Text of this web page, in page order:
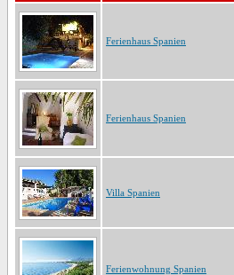
Ferienhaus Spanien
Ferienhaus Spanien
Villa Spanien
Ferienwohnung Spanien